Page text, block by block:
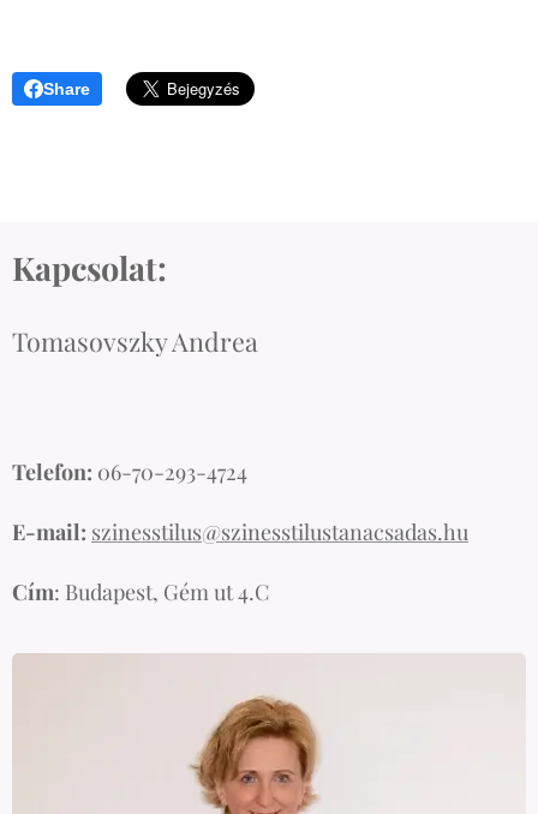
Share
Kapcsolat:
Tomasovszky Andrea
Telefon: 06-70-293-4724
E-mail: szinesstilus@szinesstilustanacsadas.hu
Cím: Budapest, Gém ut 4.C